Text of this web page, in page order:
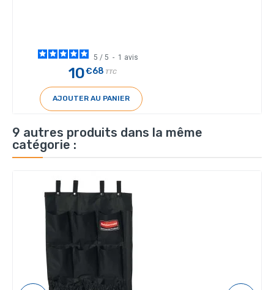
5 / 5 - 1 avis
10€68 TTC
AJOUTER AU PANIER
9 autres produits dans la même
catégorie :